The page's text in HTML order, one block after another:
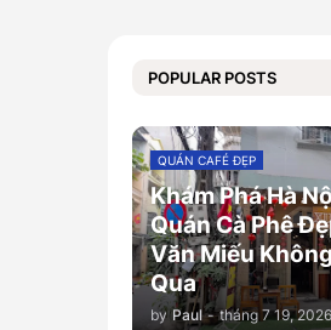
POPULAR POSTS
QUÁN CAFÉ ĐẸP
Khám Phá Hà
Quán Cà Phê
Văn Miếu
Qua
by Paul - tháng 7 19, 2026